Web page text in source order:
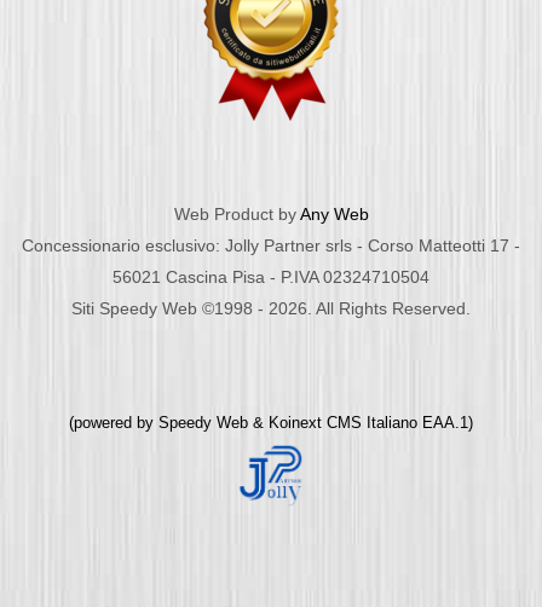
Web Product byAny Web
Concessionario esclusivo: Jolly Partner srls - Corso Matteotti 17 -
56021 Cascina Pisa - P.IVA 02324710504
Siti Speedy Web ©1998 - 2026. All Rights Reserved.
(powered by Speedy Web & Koinext CMS Italiano EAA.1)